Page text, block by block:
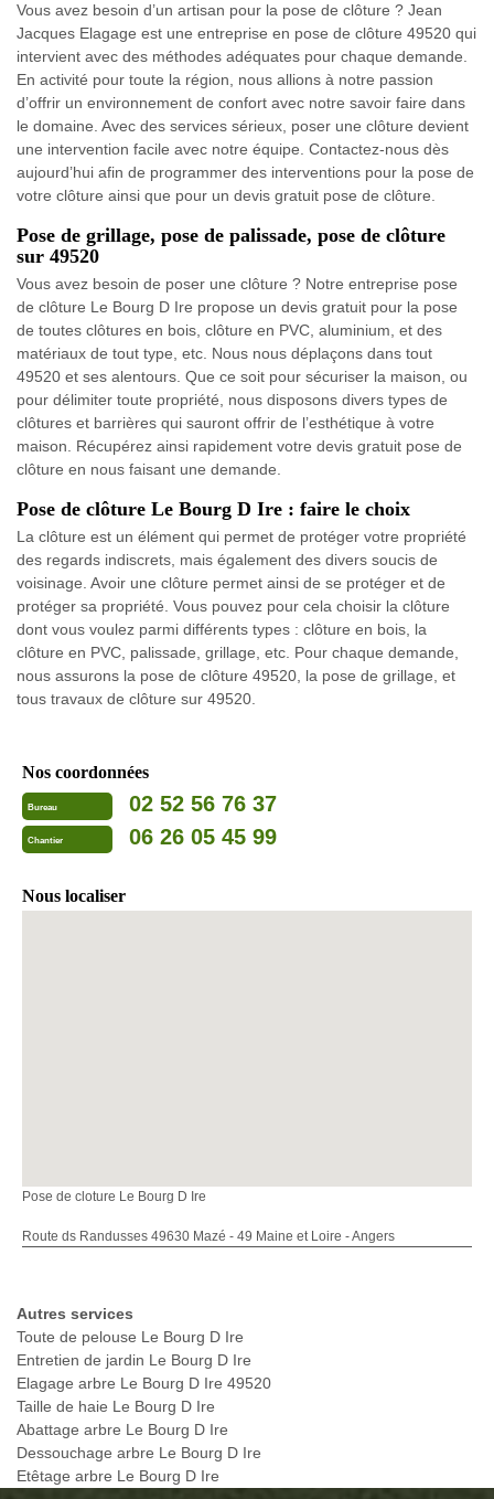
Vous avez besoin d’un artisan pour la pose de clôture ? Jean
Jacques Elagage est une entreprise en pose de clôture 49520 qui
intervient avec des méthodes adéquates pour chaque demande.
En activité pour toute la région, nous allions à notre passion
d’offrir un environnement de confort avec notre savoir faire dans
le domaine. Avec des services sérieux, poser une clôture devient
une intervention facile avec notre équipe. Contactez-nous dès
aujourd’hui afin de programmer des interventions pour la pose de
votre clôture ainsi que pour un devis gratuit pose de clôture.
Pose de grillage, pose de palissade, pose de clôture
sur 49520
Vous avez besoin de poser une clôture ? Notre entreprise pose
de clôture Le Bourg D Ire propose un devis gratuit pour la pose
de toutes clôtures en bois, clôture en PVC, aluminium, et des
matériaux de tout type, etc. Nous nous déplaçons dans tout
49520 et ses alentours. Que ce soit pour sécuriser la maison, ou
pour délimiter toute propriété, nous disposons divers types de
clôtures et barrières qui sauront offrir de l’esthétique à votre
maison. Récupérez ainsi rapidement votre devis gratuit pose de
clôture en nous faisant une demande.
Pose de clôture Le Bourg D Ire : faire le choix
La clôture est un élément qui permet de protéger votre propriété
des regards indiscrets, mais également des divers soucis de
voisinage. Avoir une clôture permet ainsi de se protéger et de
protéger sa propriété. Vous pouvez pour cela choisir la clôture
dont vous voulez parmi différents types : clôture en bois, la
clôture en PVC, palissade, grillage, etc. Pour chaque demande,
nous assurons la pose de clôture 49520, la pose de grillage, et
tous travaux de clôture sur 49520.
Nos coordonnées
Bureau 02 52 56 76 37
Chantier 06 26 05 45 99
Nous localiser
Pose de cloture Le Bourg D Ire
Route ds Randusses 49630 Mazé - 49 Maine et Loire - Angers
Autres services
Toute de pelouse Le Bourg D Ire
Entretien de jardin Le Bourg D Ire
Elagage arbre Le Bourg D Ire 49520
Taille de haie Le Bourg D Ire
Abattage arbre Le Bourg D Ire
Dessouchage arbre Le Bourg D Ire
Etêtage arbre Le Bourg D Ire